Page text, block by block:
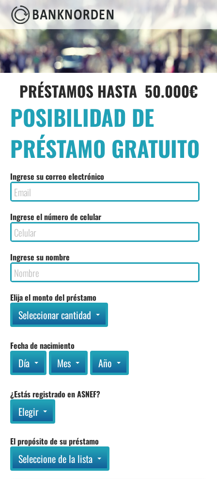
PRÉSTAMOS HASTA 50.000€
POSIBILIDAD DE
PRÉSTAMO GRATUITO
Ingrese su correo electrónico
Ingrese el número de celular
Ingrese su nombre
Elija el monto del préstamo
Seleccionar cantidad
Fecha de nacimiento
Día Mes Año
¿Estás registrado en ASNEF?
Elegir
El propósito de su préstamo
Seleccione de la lista
Términos de marketing y
consentimiento